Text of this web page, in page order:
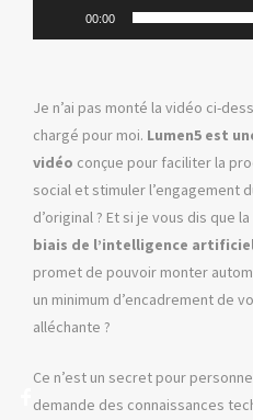
00:00
Je n’ai pas monté la vidéo ci-
chargé pour moi. Lumen5 est
vidéo conçue pour faciliter la
social et stimuler l’engagement
d’original ? Et si je vous dis que
biais de l’intelligence
promet de pouvoir monter
un minimum d’encadrement de
alléchante ?
Ce n’est un secret pour
demande des connaissances